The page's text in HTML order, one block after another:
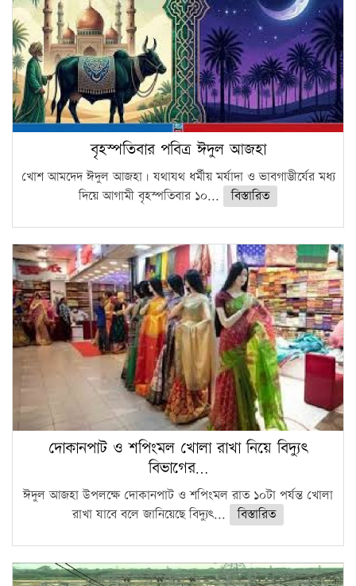
বৃহস্পতিবার পবিত্র ঈদুল আজহা
খোশ আমদেদ ঈদুল আজহা। যথাযথ ধর্মীয় মর্যাদা ও ভাবগাম্ভীর্যের মধ্য
দিয়ে আগামী বৃহস্পতিবার ১০...
বিস্তারিত
দোকানপাট ও শপিংমল খোলা রাখা নিয়ে বিদ্যুৎ
বিভাগের…
ঈদুল আজহা উপলক্ষে দোকানপাট ও শপিংমল রাত ১০টা পর্যন্ত খোলা
রাখা যাবে বলে জানিয়েছে বিদ্যুৎ...
বিস্তারিত